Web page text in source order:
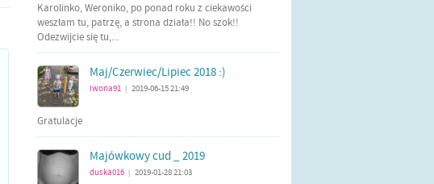
Karolinko, Weroniko, po ponad roku z ciekawości
weszłam tu, patrzę, a strona działa!! No szok!!
Odezwijcie się tu,...
Maj/Czerwiec/Lipiec 2018 :)
iwona91 2019-06-15 21:49
Gratulacje
Majówkowy cud _ 2019
duska016 2019-01-28 21:03